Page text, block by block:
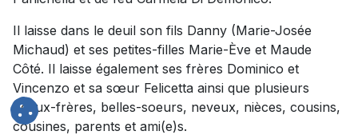
Il laisse dans le deuil son fils Danny (Marie-Josée
Michaud) et ses petites-filles Marie-Ève et Maude
Côté. Il laisse également ses frères Dominico et
Vincenzo et sa sœur Felicetta ainsi que plusieurs
beaux-frères, belles-soeurs, neveux, nièces, cousins,
cousines, parents et ami(e)s.